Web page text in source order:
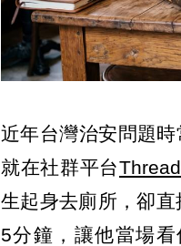
近年台灣治安問題
就在社群平台
生起身去廁所，卻
5分鐘，讓他當場